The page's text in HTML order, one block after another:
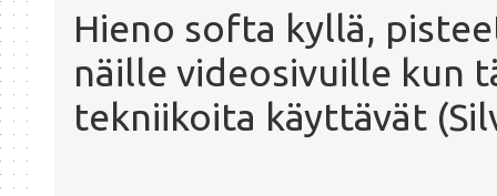
Hieno softa kyllä,
näille videosivuille kun
tekniikoita käyttävät